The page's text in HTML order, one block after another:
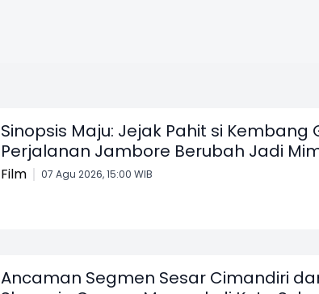
Sinopsis Maju: Jejak Pahit si Kembang
Perjalanan Jambore Berubah Jadi
Film 07 Agu 2026, 15:00 WIB
Ancaman Segmen Sesar Cimandiri